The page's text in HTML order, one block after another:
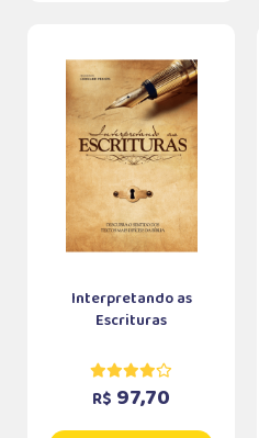
Interpretando as
Escrituras
R$ 97,70